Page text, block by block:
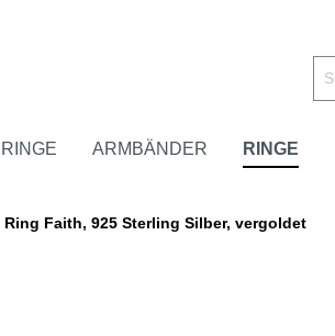
ARMBÄNDER RINGE
Ring Faith, 925 Sterling Silber, vergoldet